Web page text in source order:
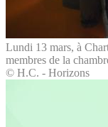
Lundi 13 mars, à
membres de la
© H.C. - Horizons